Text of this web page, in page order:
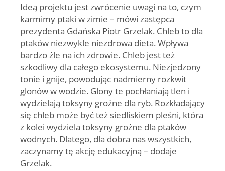
Ideą projektu jest zwrócenie uwagi na to, czym
karmimy ptaki w zimie – mówi zastępca
prezydenta Gdańska Piotr Grzelak. Chleb to dla
ptaków niezwykle niezdrowa dieta. Wpływa
bardzo źle na ich zdrowie. Chleb jest też
szkodliwy dla całego ekosystemu. Niezjedzony
tonie i gnije, powodując nadmierny rozkwit
glonów w wodzie. Glony te pochłaniają tlen i
wydzielają toksyny groźne dla ryb. Rozkładający
się chleb może być też siedliskiem pleśni, która
z kolei wydziela toksyny groźne dla ptaków
wodnych. Dlatego, dla dobra nas wszystkich,
zaczynamy tę akcję edukacyjną – dodaje
Grzelak.